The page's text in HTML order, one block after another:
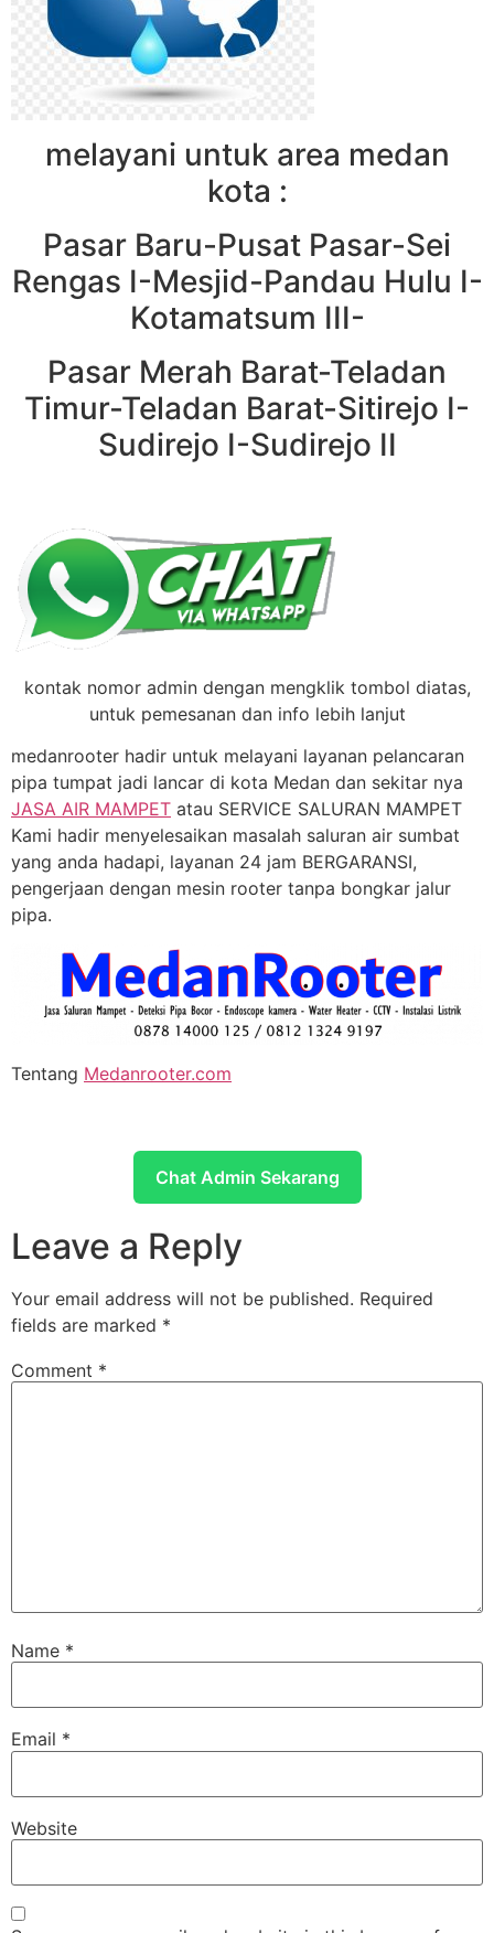
melayani untuk area medan
kota :
Pasar Baru-Pusat Pasar-Sei
Rengas I-Mesjid-Pandau Hulu I-
Kotamatsum III-
Pasar Merah Barat-Teladan
Timur-Teladan Barat-Sitirejo I-
Sudirejo I-Sudirejo II
kontak nomor admin dengan mengklik tombol diatas,
untuk pemesanan dan info lebih lanjut
medanrooter hadir untuk melayani layanan pelancaran
pipa tumpat jadi lancar di kota Medan dan sekitar nya
JASA AIR MAMPET atau SERVICE SALURAN MAMPET
Kami hadir menyelesaikan masalah saluran air sumbat
yang anda hadapi, layanan 24 jam BERGARANSI,
pengerjaan dengan mesin rooter tanpa bongkar jalur
pipa.
Tentang Medanrooter.com
Chat Admin Sekarang
Leave a Reply
Your email address will not be published. Required
fields are marked *
Comment *
Name *
Email *
Website